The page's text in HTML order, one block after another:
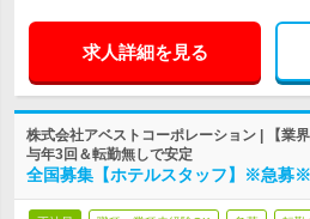
求人詳細を見る
株式会社アベストコーポレーション | 【業
与年3回＆転勤無しで安定
全国募集【ホテルスタッフ】※急募